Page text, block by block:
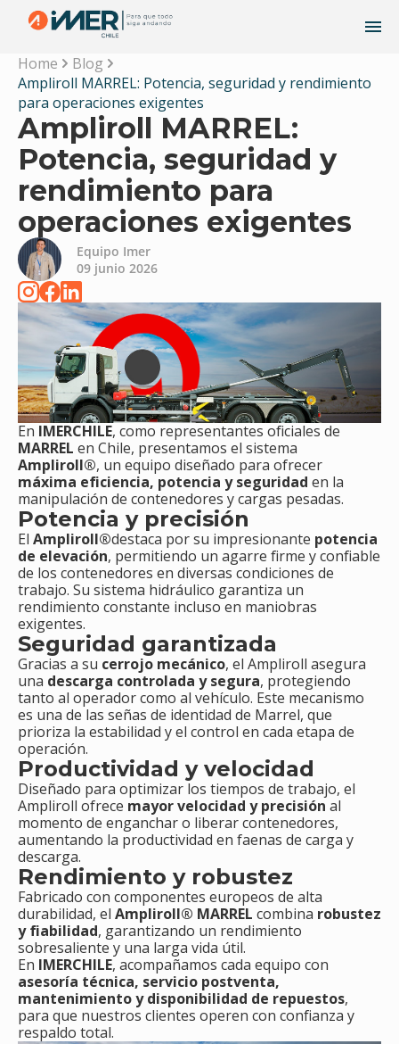
Home
Blog
Ampliroll MARREL: Potencia, seguridad y rendimiento
para operaciones exigentes
Ampliroll MARREL:
Potencia, seguridad y
rendimiento para
operaciones exigentes
Equipo Imer
09 junio 2026
En IMERCHILE, como representantes oficiales de
MARREL en Chile, presentamos el sistema
Ampliroll®, un equipo diseñado para ofrecer
máxima eficiencia, potencia y seguridad en la
manipulación de contenedores y cargas pesadas.
Potencia y precisión
El Ampliroll®destaca por su impresionante potencia
de elevación, permitiendo un agarre firme y confiable
de los contenedores en diversas condiciones de
trabajo. Su sistema hidráulico garantiza un
rendimiento constante incluso en maniobras
exigentes.
Seguridad garantizada
Gracias a su cerrojo mecánico, el Ampliroll asegura
una descarga controlada y segura, protegiendo
tanto al operador como al vehículo. Este mecanismo
es una de las señas de identidad de Marrel, que
prioriza la estabilidad y el control en cada etapa de
operación.
Productividad y velocidad
Diseñado para optimizar los tiempos de trabajo, el
Ampliroll ofrece mayor velocidad y precisión al
momento de enganchar o liberar contenedores,
aumentando la productividad en faenas de carga y
descarga.
Rendimiento y robustez
Fabricado con componentes europeos de alta
durabilidad, el Ampliroll® MARREL combina robustez
y fiabilidad, garantizando un rendimiento
sobresaliente y una larga vida útil.
En IMERCHILE, acompañamos cada equipo con
asesoría técnica, servicio postventa,
mantenimiento y disponibilidad de repuestos,
para que nuestros clientes operen con confianza y
respaldo total.